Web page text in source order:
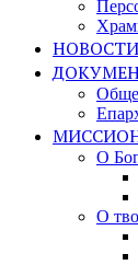
НОВОСТИ
О
О